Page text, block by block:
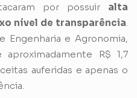
por possuir alta
nível de transparência
Engenharia e Agronomia,
R$ 1,7
auferidas e apenas o